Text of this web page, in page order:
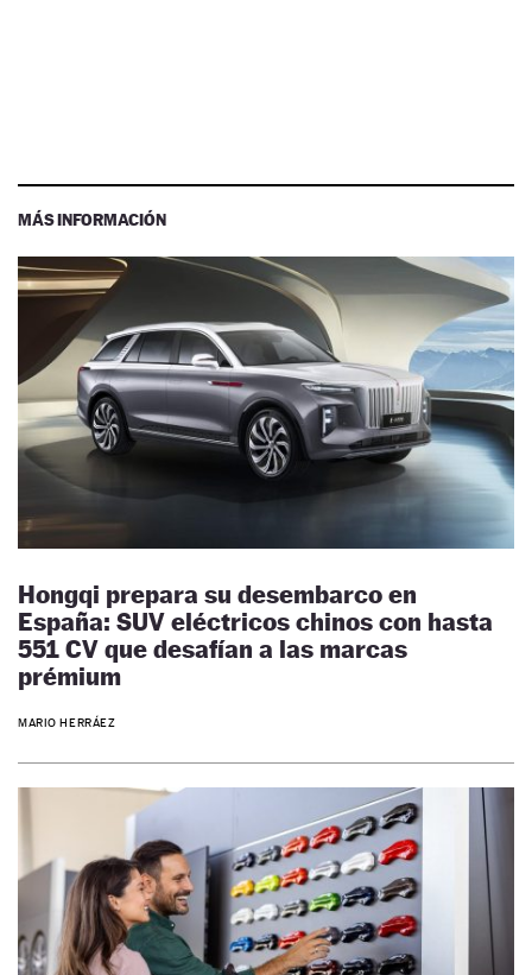
MÁS INFORMACIÓN
Hongqi prepara su desembarco en
España: SUV eléctricos chinos con hasta
551 CV que desafían a las marcas
prémium
MARIO HERRÁEZ